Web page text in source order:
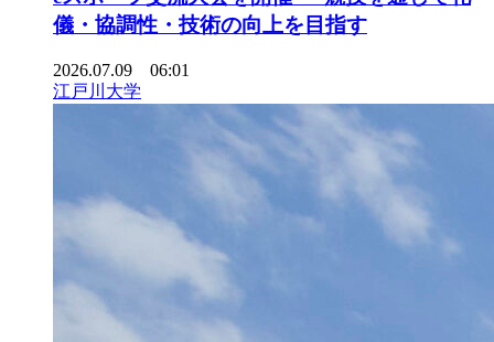
儀・協調性・技術の向上を目指す
2026.07.09 06:01
江戸川大学